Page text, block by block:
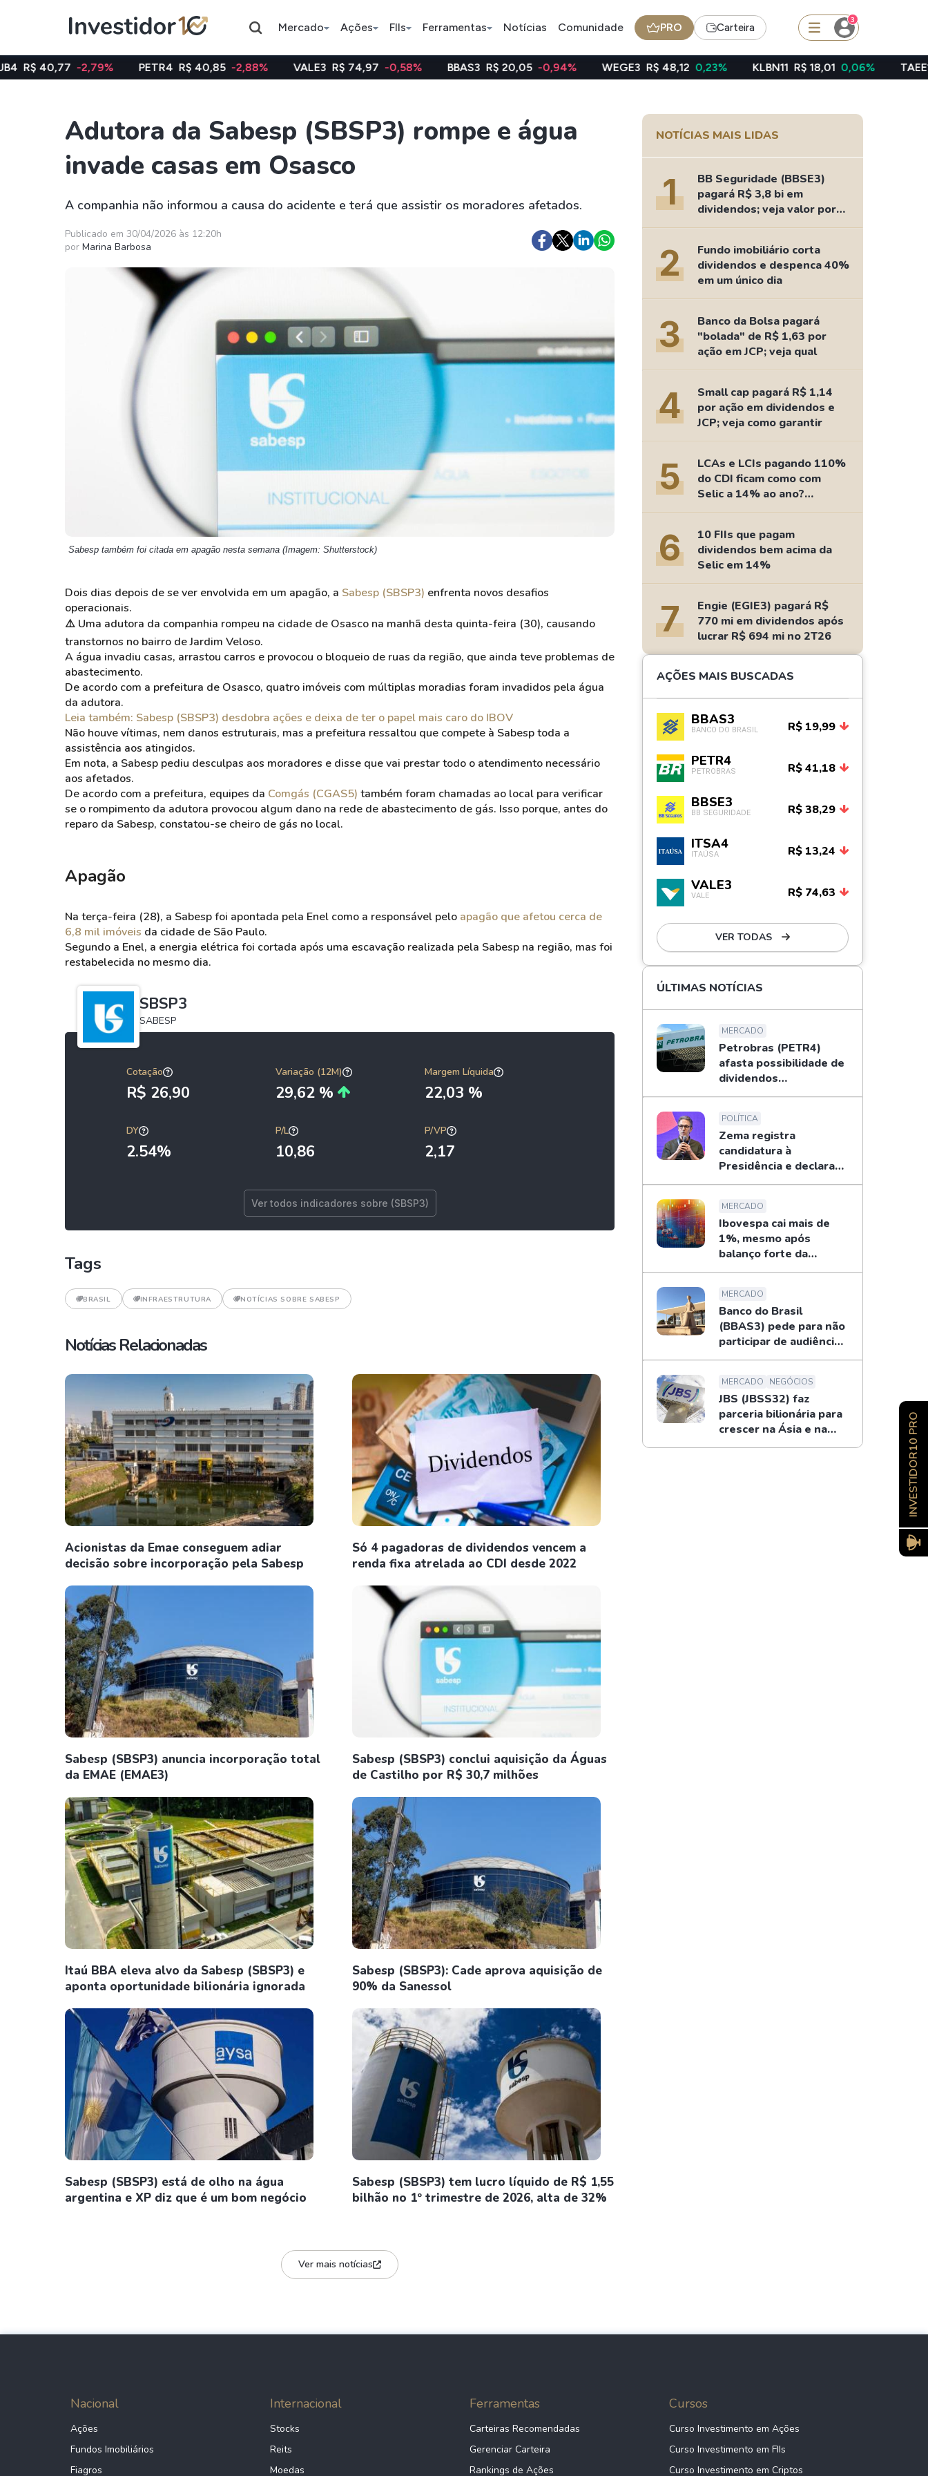
Mercado Ações FIIs Ferramentas Notícias Comunidade PRO Carteira
3
Assuntos do momento
Índice
Ibovespa
Ação
Petrobras
Ação
Bradesco Dividendos
Taesa
RECR11
KNRI11
KNCR11
IVVB11
GOLD11
XINA11
Criptomoedas
Bitcoin
Solana
Cardano
Ideias
Agenda de Dividendos
Radar do Dividendo Inteligente
As Ações Mais Buscadas
Guia do Iniciante
-2,79% PETR4 R$ 40,85 -2,88% VALE3 R$ 74,97 -0,58% BBAS3 R$ 20,05 -0,94% WEGE3 R$ 48,12 0,23% KLBN11 R$ 18,01 0,06% TAEE11 R$ 39,49
Adutora da Sabesp (SBSP3) rompe e água
invade casas em Osasco
A companhia não informou a causa do acidente e terá que assistir os moradores afetados.
Publicado em 30/04/2026 às 12:20h
por Marina Barbosa
Sabesp também foi citada em apagão nesta semana (Imagem: Shutterstock)
Dois dias depois de se ver envolvida em um apagão, a Sabesp (SBSP3) enfrenta novos desafios
operacionais.
⚠️ Uma adutora da companhia rompeu na cidade de Osasco na manhã desta quinta-feira (30), causando
transtornos no bairro de Jardim Veloso.
A água invadiu casas, arrastou carros e provocou o bloqueio de ruas da região, que ainda teve problemas de
abastecimento.
De acordo com a prefeitura de Osasco, quatro imóveis com múltiplas moradias foram invadidos pela água
da adutora.
Leia também: Sabesp (SBSP3) desdobra ações e deixa de ter o papel mais caro do IBOV
Não houve vítimas, nem danos estruturais, mas a prefeitura ressaltou que compete à Sabesp toda a
assistência aos atingidos.
Em nota, a Sabesp pediu desculpas aos moradores e disse que vai prestar todo o atendimento necessário
aos afetados.
De acordo com a prefeitura, equipes da Comgás (CGAS5) também foram chamadas ao local para verificar
se o rompimento da adutora provocou algum dano na rede de abastecimento de gás. Isso porque, antes do
reparo da Sabesp, constatou-se cheiro de gás no local.
Apagão
Na terça-feira (28), a Sabesp foi apontada pela Enel como a responsável pelo apagão que afetou cerca de
6,8 mil imóveis da cidade de São Paulo.
Segundo a Enel, a energia elétrica foi cortada após uma escavação realizada pela Sabesp na região, mas foi
restabelecida no mesmo dia.
SBSP3
SABESP
Cotação
R$ 26,90
Variação (12M)
29,62 %
Margem Líquida
22,03 %
DY
2.54%
P/L
10,86
P/VP
2,17
Ver todos indicadores sobre (SBSP3)
Tags
BRASIL INFRAESTRUTURA NOTÍCIAS SOBRE SABESP
Notícias Relacionadas
Acionistas da Emae conseguem adiar
decisão sobre incorporação pela Sabesp
Só 4 pagadoras de dividendos vencem a
renda fixa atrelada ao CDI desde 2022
Sabesp (SBSP3) anuncia incorporação total
da EMAE (EMAE3)
Sabesp (SBSP3) conclui aquisição da Águas
de Castilho por R$ 30,7 milhões
Itaú BBA eleva alvo da Sabesp (SBSP3) e
aponta oportunidade bilionária ignorada
Sabesp (SBSP3): Cade aprova aquisição de
90% da Sanessol
Sabesp (SBSP3) está de olho na água
argentina e XP diz que é um bom negócio
Sabesp (SBSP3) tem lucro líquido de R$ 1,55
bilhão no 1º trimestre de 2026, alta de 32%
Ver mais notícias
NOTÍCIAS MAIS LIDAS
1
BB Seguridade (BBSE3)
pagará R$ 3,8 bi em
dividendos; veja valor por
ação
2
Fundo imobiliário corta
dividendos e despenca 40%
em um único dia
3
Banco da Bolsa pagará
"bolada" de R$ 1,63 por
ação em JCP; veja qual
4
Small cap pagará R$ 1,14
por ação em dividendos e
JCP; veja como garantir
5
LCAs e LCIs pagando 110%
do CDI ficam como com
Selic a 14% ao ano?
Fizemos as contas
6
10 FIIs que pagam
dividendos bem acima da
Selic em 14%
7
Engie (EGIE3) pagará R$
770 mi em dividendos após
lucrar R$ 694 mi no 2T26
AÇÕES MAIS BUSCADAS
BBAS3
BANCO DO BRASIL R$ 19,99
PETR4
PETROBRAS R$ 41,18
BBSE3
BB SEGURIDADE R$ 38,29
ITSA4
ITAÚSA R$ 13,24
VALE3
VALE R$ 74,63
VER TODAS
ÚLTIMAS NOTÍCIAS
MERCADO
Petrobras (PETR4)
afasta possibilidade de
dividendos
extraordinários em
POLÍTICA
Zema registra
candidatura à
Presidência e declara
patrimônio de R$ 178
MERCADO
Ibovespa cai mais de
1%, mesmo após
balanço forte da
Petrobras
MERCADO
Banco do Brasil
(BBAS3) pede para não
participar de audiência
sobre o BRB; entenda
MERCADO NEGÓCIOS
JBS (JBSS32) faz
parceria bilionária para
crescer na Ásia e na
Oceania
Nacional
Ações
Fundos Imobiliários
Fiagros
Internacional
Stocks
Reits
Moedas
Ferramentas
Carteiras Recomendadas
Gerenciar Carteira
Rankings de Ações
Cursos
Curso Investimento em Ações
Curso Investimento em FIIs
Curso Investimento em Criptos
INVESTIDOR10 PRO